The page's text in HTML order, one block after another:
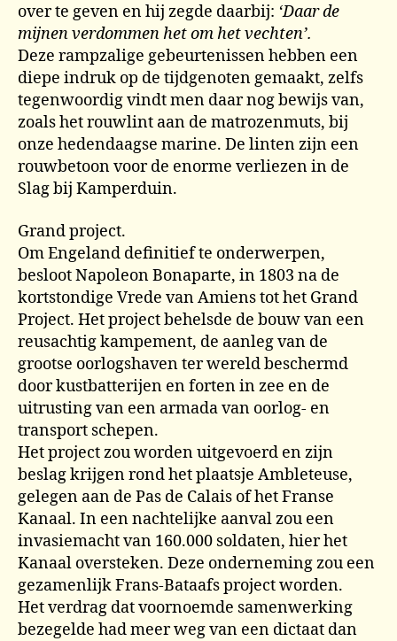
over te geven en hij zegde daarbij: ‘Daar de
mijnen verdommen het om het vechten’.
Deze rampzalige gebeurtenissen hebben een
diepe indruk op de tijdgenoten gemaakt, zelfs
tegenwoordig vindt men daar nog bewijs van,
zoals het rouwlint aan de matrozenmuts, bij
onze hedendaagse marine. De linten zijn een
rouwbetoon voor de enorme verliezen in de
Slag bij Kamperduin.
Grand project.
Om Engeland definitief te onderwerpen,
besloot Napoleon Bonaparte, in 1803 na de
kortstondige Vrede van Amiens tot het Grand
Project. Het project behelsde de bouw van een
reusachtig kampement, de aanleg van de
grootse oorlogshaven ter wereld beschermd
door kustbatterijen en forten in zee en de
uitrusting van een armada van oorlog- en
transport schepen.
Het project zou worden uitgevoerd en zijn
beslag krijgen rond het plaatsje Ambleteuse,
gelegen aan de Pas de Calais of het Franse
Kanaal. In een nachtelijke aanval zou een
invasiemacht van 160.000 soldaten, hier het
Kanaal oversteken. Deze onderneming zou een
gezamenlijk Frans-Bataafs project worden.
Het verdrag dat voornoemde samenwerking
bezegelde had meer weg van een dictaat dan